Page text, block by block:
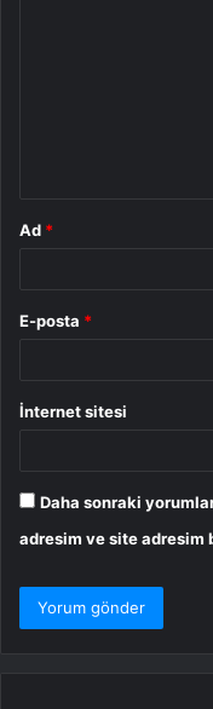
Ad *
E-posta *
İnternet sitesi
Daha sonraki
adresim ve site adresim